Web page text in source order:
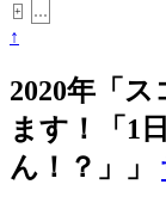
+
...
↑
2020年「
ます！「1
ん！？」」